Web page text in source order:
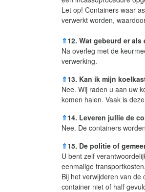
Let op! Containers waar
verwerkt worden,
⇑12. Wat gebeurd er
Na overleg met de
verwerking.
⇑13. Kan ik mijn
Nee. Wij raden u aan uw
komen halen. Vaak is
⇑14. Leveren jullie de
Nee. De containers
⇑15. De politie of
U bent zelf
eenmalige transportkosten.
Bij het verwijderen van
container niet of half